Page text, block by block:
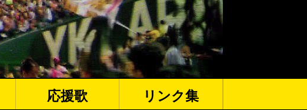
応援歌 リンク集